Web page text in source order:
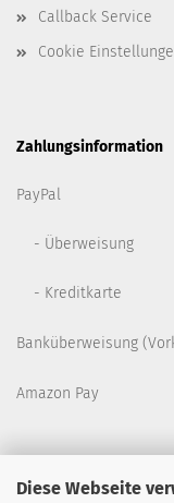
Diese Webseite
Callback Service
Cookie
Zahlungsinformation
PayPal
- Überweisung
- Kreditkarte
Banküberweisung
Amazon Pay